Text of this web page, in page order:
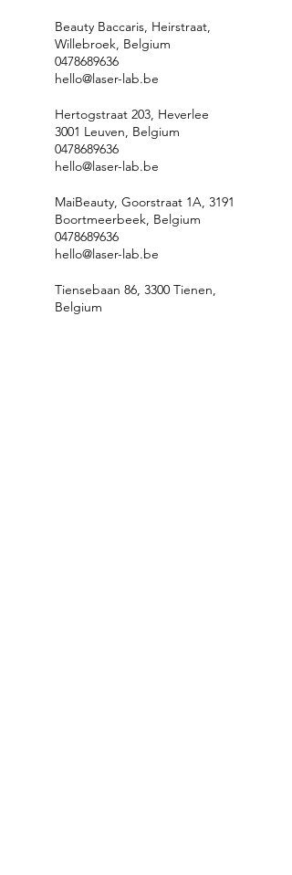
Beauty Baccaris, Heirstraat,
Willebroek, Belgium
0478689636
hello@laser-lab.be
Hertogstraat 203, Heverlee
3001 Leuven, Belgium
0478689636
hello@laser-lab.be
MaiBeauty, Goorstraat 1A, 3191
Boortmeerbeek, Belgium
0478689636
hello@laser-lab.be
Tiensebaan 86, 3300 Tienen,
Belgium